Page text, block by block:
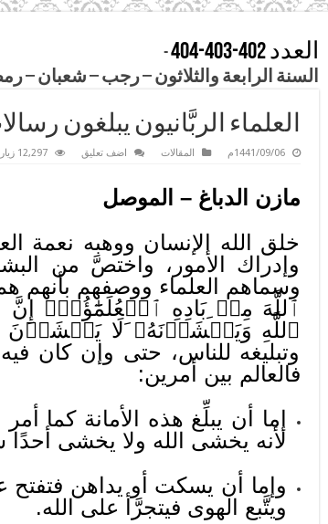
العدد 402-403-404
-
السنة الرابعة والثلاثون – رجب – شعبان – رمضان 1441هـ – أذار – نيسان –
العلماء الربَّانيون يبلغون
1441/09/06م المقالات اضف تعليق 12,297 زيارة
مازن الدباغ – الموصل
خلق الله الإنسان ووهبه نعمة
وإدراك الأمور، واختصَّ من
وسماهم العلماء ووصفهم بأنهم
ٱللَّهِ وَيَخۡشَوۡنَهُۥ َلَا يَخۡشَوۡنَ
وتبليغه للناس، حتى وإن كان
فالعالم بين أمرين:
إما أن يبلِّغ هذه الأمانة كما
لأنه يخشى الله ولا يخشى أحدًا
وإما أن يسكت أو يداهن فتفتح
ويتَّبع الهوى فيتجرَّأ على الله.